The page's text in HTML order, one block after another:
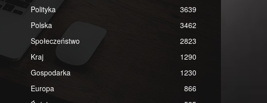
Polityka
3639
Polska
3462
Społeczeństwo
2823
Kraj
1290
Gospodarka
1230
Europa
866